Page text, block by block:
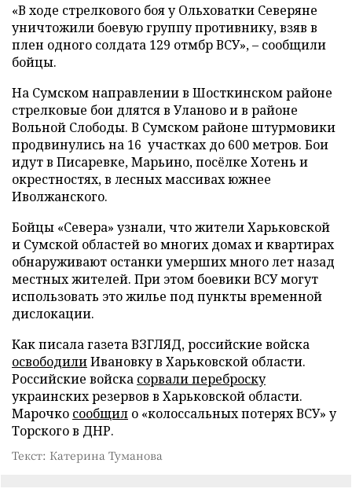
«В ходе стрелкового боя у Ольховатки Северяне
уничтожили боевую группу противнику, взяв в
плен одного солдата 129 отмбр ВСУ», – сообщили
бойцы.
На Сумском направлении в Шосткинском районе
стрелковые бои длятся в Уланово и в районе
Вольной Слободы. В Сумском районе штурмовики
продвинулись на 16 участках до 600 метров. Бои
идут в Писаревке, Марьино, посёлке Хотень и
окрестностях, в лесных массивах южнее
Иволжанского.
Бойцы «Севера» узнали, что жители Харьковской
и Сумской областей во многих домах и квартирах
обнаруживают останки умерших много лет назад
местных жителей. При этом боевики ВСУ могут
использовать это жилье под пункты временной
дислокации.
Как писала газета ВЗГЛЯД, российские войска
освободилиИвановку в Харьковской области.
Российские войска сорвали переброску
украинских резервов в Харьковской области.
Марочко сообщил о «колоссальных потерях ВСУ» у
Торского в ДНР.
Текст: Катерина Туманова